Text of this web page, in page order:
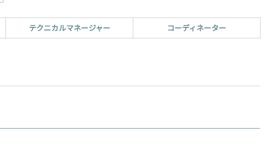
テクニカルマネージャー コーディネーター